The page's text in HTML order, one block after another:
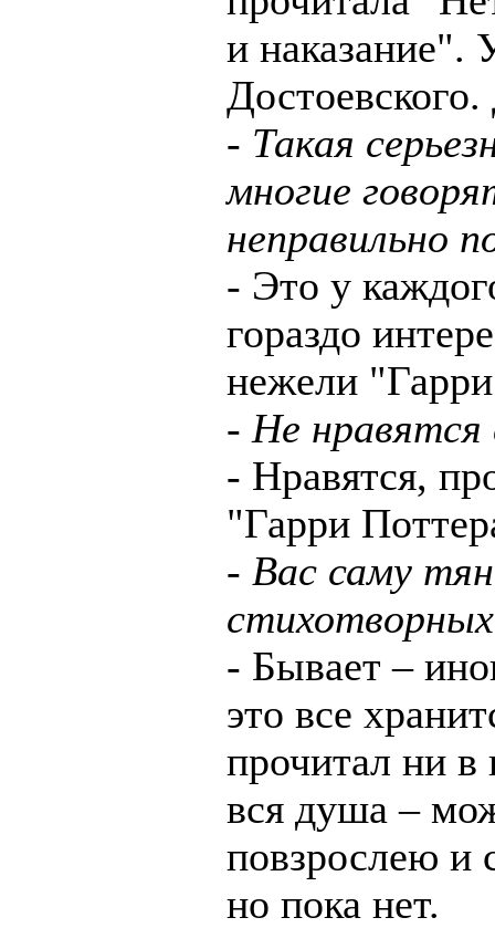
и наказание".
- Такая
многие
неправильно
- Это у
гораздо
нежели
- Не нравятся
- Нравятся,
"Гарри
- Вас саму
стихотворных
- Бывает –
это все
прочитал ни в
вся душа –
повзрослею и
но пока нет.